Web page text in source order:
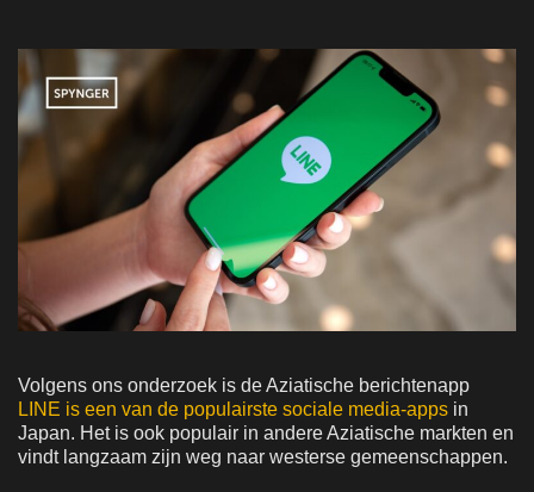
Volgens ons onderzoek is de Aziatische berichtenapp
LINE is een van de populairste sociale media-apps in
Japan. Het is ook populair in andere Aziatische markten en
vindt langzaam zijn weg naar westerse gemeenschappen.